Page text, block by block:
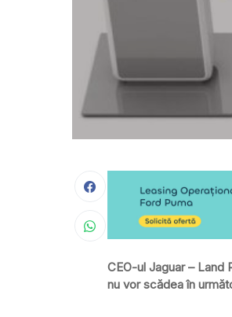
CEO-ul Jaguar – Land
nu vor scădea în